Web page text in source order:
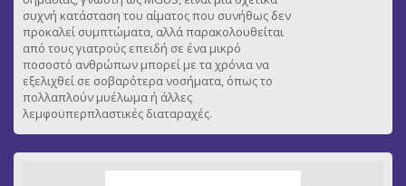
συχνή κατάσταση του αίματος που συνήθως δεν
προκαλεί συμπτώματα, αλλά παρακολουθείται
από τους γιατρούς επειδή σε ένα μικρό
ποσοστό ανθρώπων μπορεί με τα χρόνια να
εξελιχθεί σε σοβαρότερα νοσήματα, όπως το
πολλαπλούν μυέλωμα ή άλλες
λεμφοϋπερπλαστικές διαταραχές.